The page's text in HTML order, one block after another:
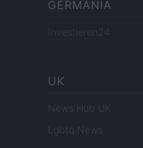
GERMANIA
Investieren24
UK
News Hub UK
Lgbtq News